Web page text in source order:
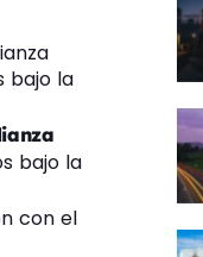
bajo la
bajo la
con el